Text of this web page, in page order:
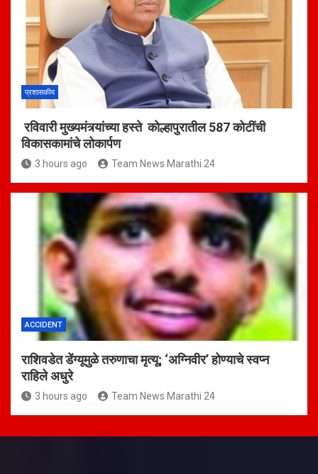
प्रशासकीय
रविवारी मुख्यमंत्र्यांच्या हस्ते कोल्हापुरातील 587 कोटींची
विकासकामांचे लोकार्पण
3 hours ago Team News Marathi 24
ACCIDENT
राशिवडेत डेंग्यूमुळे तरुणाचा मृत्यू; ‘अग्निवीर’ होण्याचे स्वप्न
राहिले अधुरे
3 hours ago Team News Marathi 24